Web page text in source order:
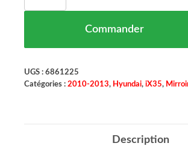
Commander
UGS : 6861225
Catégories : 2010-2013, Hyundai, iX35,
Description